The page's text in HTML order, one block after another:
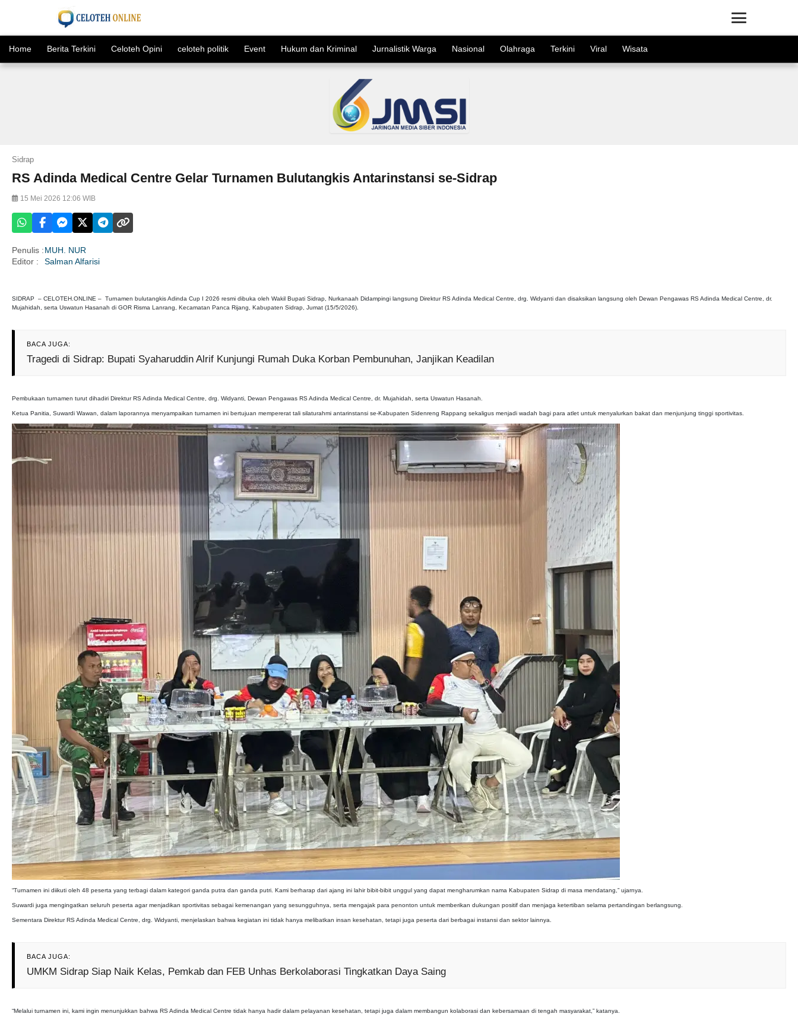
Home Berita Terkini Celoteh Opini celoteh politik Event Hukum dan Kriminal Jurnalistik Warga Nasional Olahraga Terkini Viral Wisata
Sidrap
RS Adinda Medical Centre Gelar Turnamen Bulutangkis Antarinstansi se-Sidrap
15 Mei 2026 12:06 WIB
Penulis :MUH. NUR
Editor :
Salman Alfarisi
SIDRAP – CELOTEH.ONLINE – Turnamen bulutangkis Adinda Cup I 2026 resmi dibuka oleh Wakil Bupati Sidrap, Nurkanaah Didampingi langsung Direktur RS Adinda Medical Centre, drg. Widyanti dan disaksikan langsung oleh Dewan Pengawas RS Adinda Medical Centre, dr.
Mujahidah, serta Uswatun Hasanah di GOR Risma Lanrang, Kecamatan Panca Rijang, Kabupaten Sidrap, Jumat (15/5/2026).
BACA JUGA:
Tragedi di Sidrap: Bupati Syaharuddin Alrif Kunjungi Rumah Duka Korban Pembunuhan, Janjikan Keadilan
Pembukaan turnamen turut dihadiri Direktur RS Adinda Medical Centre, drg. Widyanti, Dewan Pengawas RS Adinda Medical Centre, dr. Mujahidah, serta Uswatun Hasanah.
Ketua Panitia, Suwardi Wawan, dalam laporannya menyampaikan turnamen ini bertujuan mempererat tali silaturahmi antarinstansi se-Kabupaten Sidenreng Rappang sekaligus menjadi wadah bagi para atlet untuk menyalurkan bakat dan menjunjung tinggi sportivitas.
“Turnamen ini diikuti oleh 48 peserta yang terbagi dalam kategori ganda putra dan ganda putri. Kami berharap dari ajang ini lahir bibit-bibit unggul yang dapat mengharumkan nama Kabupaten Sidrap di masa mendatang,” ujarnya.
Suwardi juga mengingatkan seluruh peserta agar menjadikan sportivitas sebagai kemenangan yang sesungguhnya, serta mengajak para penonton untuk memberikan dukungan positif dan menjaga ketertiban selama pertandingan berlangsung.
Sementara Direktur RS Adinda Medical Centre, drg. Widyanti, menjelaskan bahwa kegiatan ini tidak hanya melibatkan insan kesehatan, tetapi juga peserta dari berbagai instansi dan sektor lainnya.
BACA JUGA:
UMKM Sidrap Siap Naik Kelas, Pemkab dan FEB Unhas Berkolaborasi Tingkatkan Daya Saing
“Melalui turnamen ini, kami ingin menunjukkan bahwa RS Adinda Medical Centre tidak hanya hadir dalam pelayanan kesehatan, tetapi juga dalam membangun kolaborasi dan kebersamaan di tengah masyarakat,” katanya.